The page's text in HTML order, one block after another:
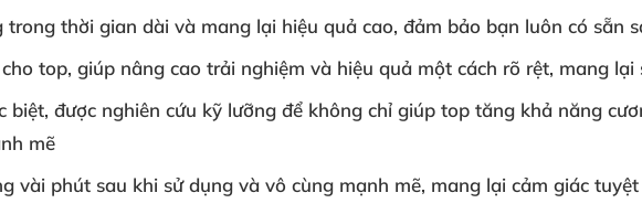
trong thời gian dài và mang lại hiệu quả cao, đảm bảo bạn luôn có sẵn
top, giúp nâng cao trải nghiệm và hiệu quả một cách rõ rệt, mang lại
biệt, được nghiên cứu kỹ lưỡng để không chỉ giúp top tăng khả năng
mẽ
vài phút sau khi sử dụng và vô cùng mạnh mẽ, mang lại cảm giác